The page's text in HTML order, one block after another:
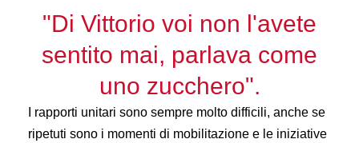
"Di Vittorio voi non l'avete
sentito mai, parlava come
uno zucchero".
I rapporti unitari sono sempre molto difficili, anche se
ripetuti sono i momenti di mobilitazione e le iniziative